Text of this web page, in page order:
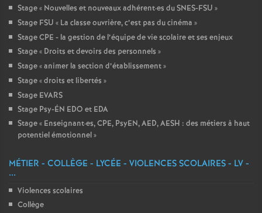
Stage « Nouvelles et nouveaux adhérent·es du SNES-FSU »
Stage FSU « La classe ouvrière, c’est pas du cinéma »
Stage CPE - la gestion de l’équipe de vie scolaire et ses enjeux
Stage « Droits et devoirs des personnels »
Stage «animer la section d’établissement»
Stage «droits et libertés »
Stage EVARS
Stage Psy-ÉN EDO et EDA
Stage « Enseignant·es, CPE, PsyEN, AED, AESH : des métiers à haut
potentiel émotionnel»
MÉTIER - COLLÈGE - LYCÉE - VIOLENCES SCOLAIRES - LV -
...
Violences scolaires
Collège